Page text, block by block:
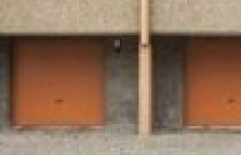
Alle veelgestelde vragen